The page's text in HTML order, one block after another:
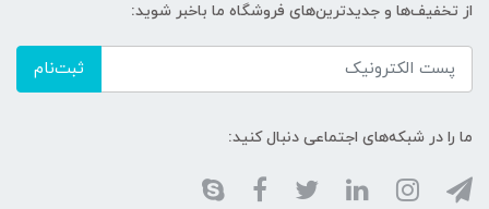
از تخفیف‌ها و جدیدترین‌های فروشگاه ما باخبر شوید:
ثبت‌نام
ما را در شبکه‌های اجتماعی دنبال کنید: